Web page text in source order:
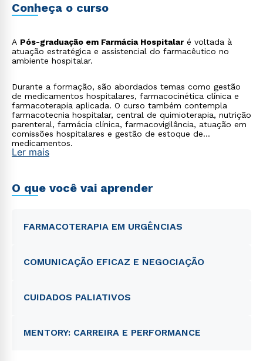
Conheça o curso
A Pós-graduação em Farmácia Hospitalar é voltada à
atuação estratégica e assistencial do farmacêutico no
ambiente hospitalar.
Durante a formação, são abordados temas como gestão
de medicamentos hospitalares, farmacocinética clínica e
farmacoterapia aplicada. O curso também contempla
farmacotecnia hospitalar, central de quimioterapia, nutrição
parenteral, farmácia clínica, farmacovigilância, atuação em
comissões hospitalares e gestão de estoque de
medicamentos.
Ler mais
O que você vai aprender
FARMACOTERAPIA EM URGÊNCIAS
COMUNICAÇÃO EFICAZ E NEGOCIAÇÃO
CUIDADOS PALIATIVOS
MENTORY: CARREIRA E PERFORMANCE